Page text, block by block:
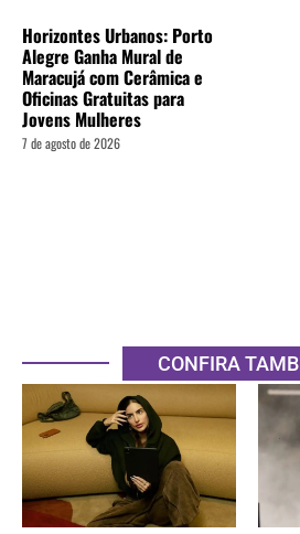
Horizontes Urbanos: Porto
Alegre Ganha Mural de
Maracujá com Cerâmica e
Oficinas Gratuitas para
Jovens Mulheres
7 de agosto de 2026
CONFIRA